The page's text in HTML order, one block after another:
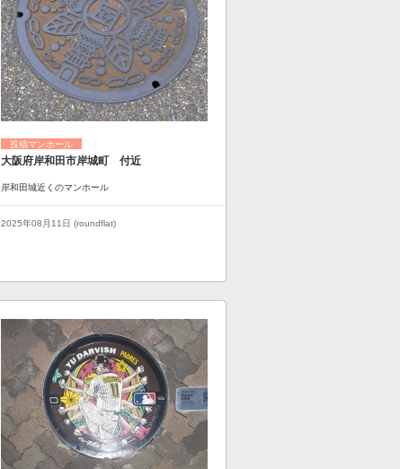
投稿マンホール
大阪府岸和田市岸城町 付近
岸和田城近くのマンホール
2025年08月11日 (roundflat)